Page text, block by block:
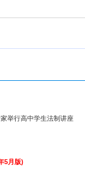
举行高中学生法制讲座
5月版)